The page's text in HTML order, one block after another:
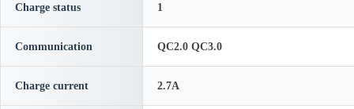
Charge status 1
Communication QC2.0 QC3.0
Charge current 2.7A